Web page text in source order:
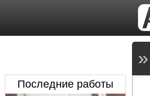
Последние работы